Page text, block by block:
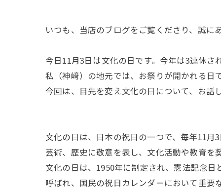
いつも、当店のブログをご覧くださり、誠に
今日11月3日は文化の日です。今年は3連休
私（神﨑）の地元では、お祭りが開かれる日
今回は、目先を変え文化の日について、お話
文化の日は、日本の祝日の一つで、毎年11月
芸術、歴史に敬意を表し、文化活動や教育を
文化の日は、1950年に制定され、憲法記念
呼ばれ、国民の祝日カレンダーにおいて重要